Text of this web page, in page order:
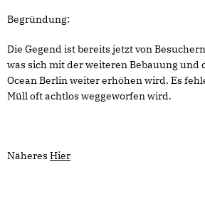
Begründung:
Die Gegend ist bereits jetzt von
was sich mit der weiteren Bebauung und
Ocean Berlin weiter erhöhen wird. Es
Müll oft achtlos weggeworfen wird.
Näheres Hier